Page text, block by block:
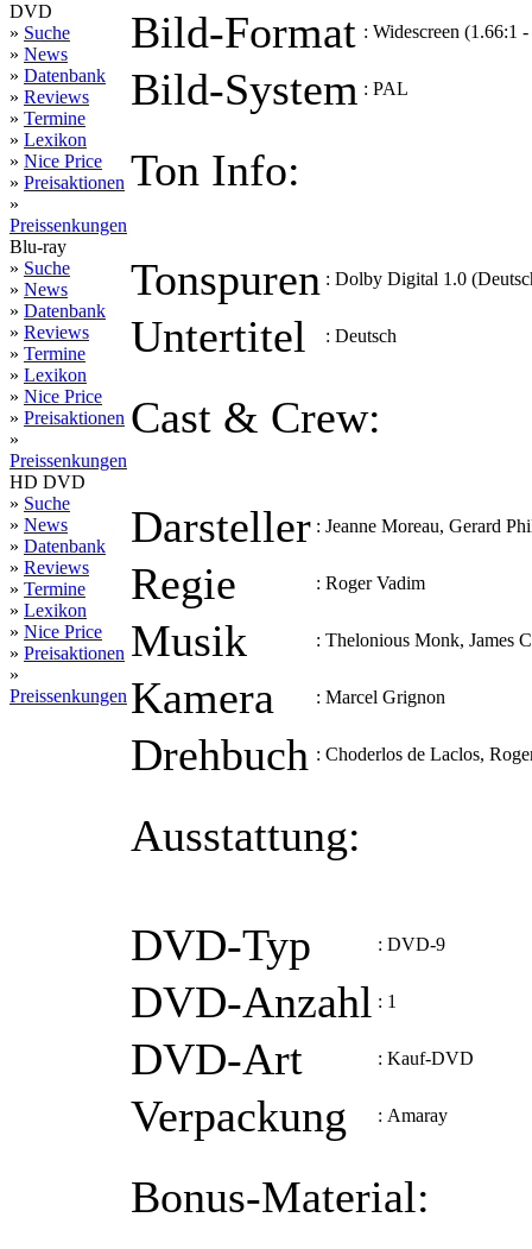
DVD
» Suche
» News
» Datenbank
» Reviews
» Termine
» Lexikon
» Nice Price
» Preisaktionen
»
Preissenkungen
Blu-ray
» Suche
» News
» Datenbank
» Reviews
» Termine
» Lexikon
» Nice Price
» Preisaktionen
»
Preissenkungen
HD DVD
» Suche
» News
» Datenbank
» Reviews
» Termine
» Lexikon
» Nice Price
» Preisaktionen
»
Preissenkungen
Bild-Format : Widescreen (1.66:1
Bild-System : PAL
Ton Info:
Tonspuren : Dolby Digital 1.0
Untertitel : Deutsch
Cast & Crew:
Darsteller : Jeanne Moreau, Gerard
Regie : Roger Vadim
Musik : Thelonious Monk, James
Kamera : Marcel Grignon
Drehbuch : Choderlos de Laclos,
Ausstattung:
DVD-Typ : DVD-9
DVD-Anzahl : 1
DVD-Art : Kauf-DVD
Verpackung : Amaray
Bonus-Material: